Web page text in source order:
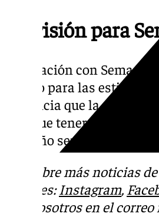
Previsión para
En relación con Semana
pronto para las
provincia que la que se
Hay que tener en cuenta
este año será durante el
Descubre más noticias
sociales:Instagram,
con nosotros en el correo